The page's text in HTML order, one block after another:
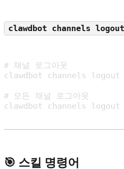
clawdbot channels logout
# 채널 로그아웃
clawdbot channels logout
# 모든 채널 로그아웃
clawdbot channels
🎯 스킬 명령어